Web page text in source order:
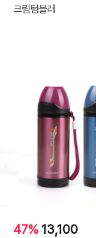
크림텀블러
47% 13,100